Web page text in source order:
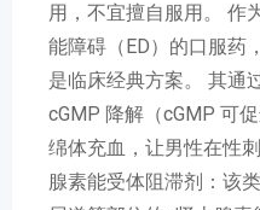
用，不宜擅自服用。 作
能障碍（ED）的口服药
是临床经典方案。 其通
cGMP 降解（cGMP 可
绵体充血，让男性在性
腺素能受体阻滞剂：该